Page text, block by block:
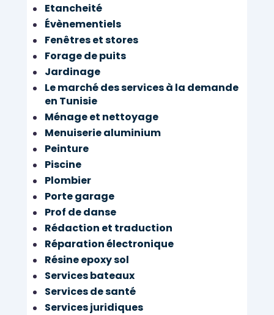
Etancheité
Évènementiels
Fenêtres et stores
Forage de puits
Jardinage
Le marché des services à la demande
en Tunisie
Ménage et nettoyage
Menuiserie aluminium
Peinture
Piscine
Plombier
Porte garage
Prof de danse
Rédaction et traduction
Réparation électronique
Résine epoxy sol
Services bateaux
Services de santé
Services juridiques